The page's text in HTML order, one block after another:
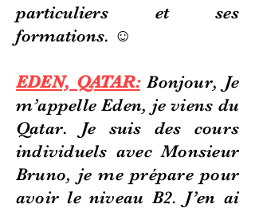
particuliers et ses
formations. ☺
EDEN, QATAR:Bonjour, Je
m’appelle Eden, je viens du
Qatar. Je suis des cours
individuels avec Monsieur
Bruno, je me prépare pour
avoir le niveau B2. J’en ai